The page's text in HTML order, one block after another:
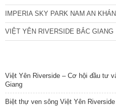
IMPERIA SKY PARK NAM AN
VIỆT YÊN RIVERSIDE BẮC GIANG
Việt Yên Riverside – Cơ hội đầu tư
Giang
Biệt thự ven sông Việt Yên